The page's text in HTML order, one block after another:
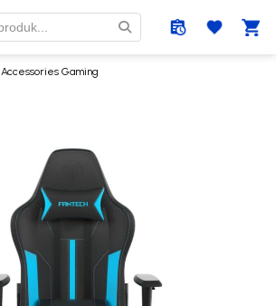
Accessories Gaming